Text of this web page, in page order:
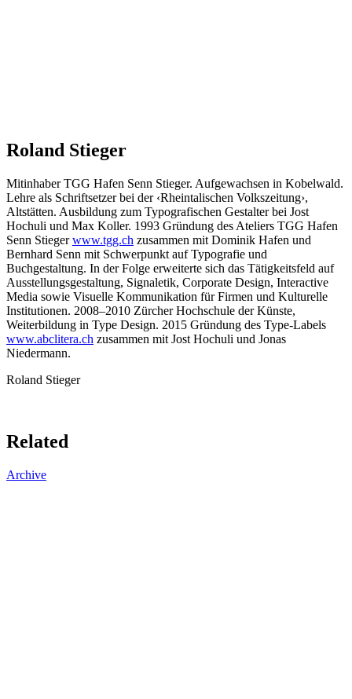
Roland Stieger
Mitinhaber TGG Hafen Senn Stieger. Aufgewachsen in Kobelwald.
Lehre als Schriftsetzer bei der ‹Rheintalischen Volkszeitung›,
Altstätten. Ausbildung zum Typografischen Gestalter bei Jost
Hochuli und Max Koller. 1993 Gründung des Ateliers TGG Hafen
Senn Stiegerwww.tgg.ch zusammen mit Dominik Hafen und
Bernhard Senn mit Schwerpunkt auf Typografie und
Buchgestaltung. In der Folge erweiterte sich das Tätigkeitsfeld auf
Ausstellungsgestaltung, Signaletik, Corporate Design, Interactive
Media sowie Visuelle Kommunikation für Firmen und Kulturelle
Institutionen. 2008–2010 Zürcher Hochschule der Künste,
Weiterbildung in Type Design. 2015 Gründung des Type-Labels
www.abclitera.ch zusammen mit Jost Hochuli und Jonas
Niedermann.
Roland Stieger
Related
Archive